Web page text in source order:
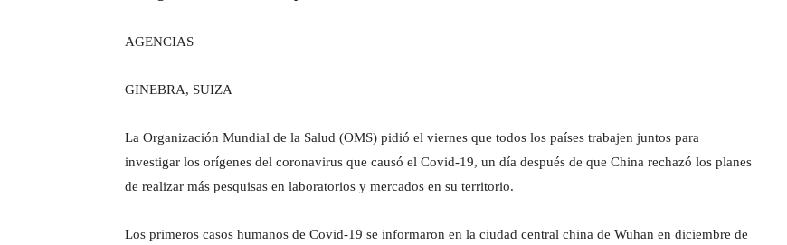
AGENCIAS
GINEBRA, SUIZA
La Organización Mundial de la Salud (OMS) pidió el viernes que todos los países trabajen juntos para
investigar los orígenes del coronavirus que causó el Covid-19, un día después de que China rechazó los planes
de realizar más pesquisas en laboratorios y mercados en su territorio.
Los primeros casos humanos de Covid-19 se informaron en la ciudad central china de Wuhan en diciembre de